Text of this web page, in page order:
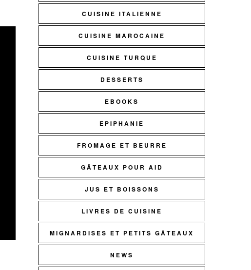
CUISINE ITALIENNE
CUISINE MAROCAINE
CUISINE TURQUE
DESSERTS
EBOOKS
EPIPHANIE
FROMAGE ET BEURRE
GÂTEAUX POUR AID
JUS ET BOISSONS
LIVRES DE CUISINE
MIGNARDISES ET PETITS GÂTEAUX
NEWS